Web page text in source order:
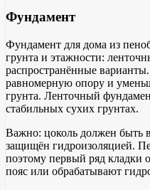
Фундамент
Фундамент для дома из
грунта и этажности:
распространённые
равномерную опору и
грунта. Ленточный
стабильных сухих грунтах.
Важно: цоколь должен быть
защищён гидроизоляцией.
поэтому первый ряд кладки
пояс или обрабатывают